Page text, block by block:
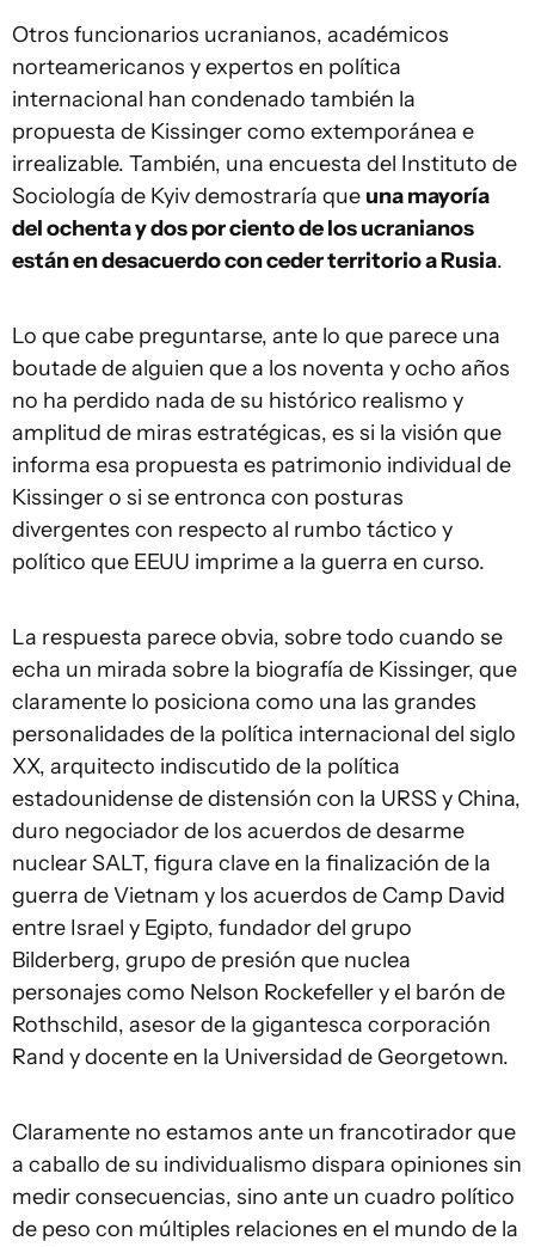
Otros funcionarios ucranianos, académicos
norteamericanos y expertos en política
internacional han condenado también la
propuesta de Kissinger como extemporánea e
irrealizable. También, una encuesta del Instituto de
Sociología de Kyiv demostraría que una mayoría
del ochenta y dos por ciento de los ucranianos
están en desacuerdo con ceder territorio a Rusia.
Lo que cabe preguntarse, ante lo que parece una
boutade de alguien que a los noventa y ocho años
no ha perdido nada de su histórico realismo y
amplitud de miras estratégicas, es si la visión que
informa esa propuesta es patrimonio individual de
Kissinger o si se entronca con posturas
divergentes con respecto al rumbo táctico y
político que EEUU imprime a la guerra en curso.
La respuesta parece obvia, sobre todo cuando se
echa un mirada sobre la biografía de Kissinger, que
claramente lo posiciona como una las grandes
personalidades de la política internacional del siglo
XX, arquitecto indiscutido de la política
estadounidense de distensión con la URSS y China,
duro negociador de los acuerdos de desarme
nuclear SALT, figura clave en la finalización de la
guerra de Vietnam y los acuerdos de Camp David
entre Israel y Egipto, fundador del grupo
Bilderberg, grupo de presión que nuclea
personajes como Nelson Rockefeller y el barón de
Rothschild, asesor de la gigantesca corporación
Rand y docente en la Universidad de Georgetown.
Claramente no estamos ante un francotirador que
a caballo de su individualismo dispara opiniones sin
medir consecuencias, sino ante un cuadro político
de peso con múltiples relaciones en el mundo de la